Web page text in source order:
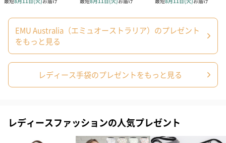
ぬいぐるみ
愛らしいぬいぐるみを同梱してお届けします。
誕生日・記念日・出産祝いなどのシーンにおすすめです。
EMU Australia（エミュオーストラリア）のプレゼント
をもっと見る
レディース手袋のプレゼントをもっと見る
レディースファッションの人気プレゼント